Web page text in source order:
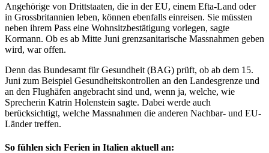
Angehörige von Drittstaaten, die in der EU, einem Efta-Land oder
in Grossbritannien leben, können ebenfalls einreisen. Sie müssten
neben ihrem Pass eine Wohnsitzbestätigung vorlegen, sagte
Kormann. Ob es ab Mitte Juni grenzsanitarische Massnahmen geben
wird, war offen.
Denn das Bundesamt für Gesundheit (BAG) prüft, ob ab dem 15.
Juni zum Beispiel Gesundheitskontrollen an den Landesgrenze und
an den Flughäfen angebracht sind und, wenn ja, welche, wie
Sprecherin Katrin Holenstein sagte. Dabei werde auch
berücksichtigt, welche Massnahmen die anderen Nachbar- und EU-
Länder treffen.
So fühlen sich Ferien in Italien aktuell an: